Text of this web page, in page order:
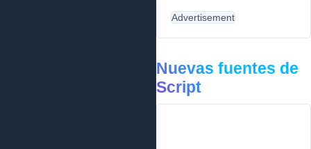
Advertisement
Nuevas fuentes de
Script